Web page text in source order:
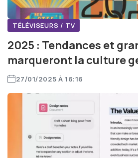
TÉLÉVISEURS / TV
2025 : Tendances et
marqueront la culture
27/01/2025 À 16:16